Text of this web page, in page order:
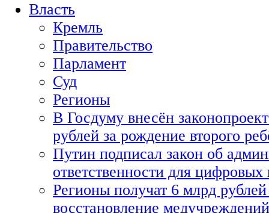
Власть
Кремль
Правительство
Парламент
Суд
Регионы
В Госдуму внесён
рублей за рождение второго
Путин подписал закон об
ответственности для
Регионы получат 6 млрд рублей
восстановление медучреждений